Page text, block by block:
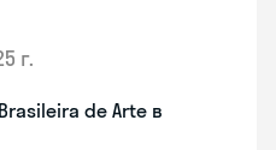
г.
de Arte в